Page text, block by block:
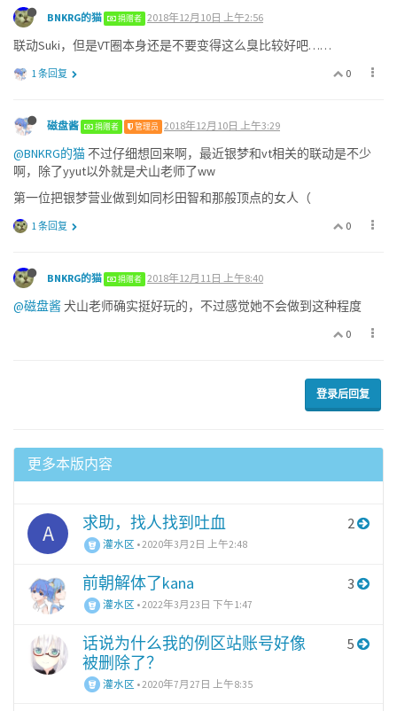
BNKRG的猫 捐赠者 2018年12月10日 上午2:56
联动Suki，但是VT圈本身还是不要变得这么臭比较好吧……
0
1 条回复
磁盘酱 捐赠者 管理员 2018年12月10日 上午3:29
@BNKRG的猫 不过仔细想回来啊，最近银梦和vt相关的联动是不少
啊，除了yyut以外就是犬山老师了ww
第一位把银梦营业做到如同杉田智和那般顶点的女人（
0
1 条回复
BNKRG的猫 捐赠者 2018年12月11日 上午8:40
@磁盘酱犬山老师确实挺好玩的，不过感觉她不会做到这种程度
0
登录后回复
更多本版内容
A 求助，找人找到吐血
灌水区 •2020年3月2日 上午2:48
2
前朝解体了kana
灌水区 •2022年3月23日 下午1:47
3
话说为什么我的例区站账号好像
被删除了？
灌水区 •2020年7月27日 上午8:35
5